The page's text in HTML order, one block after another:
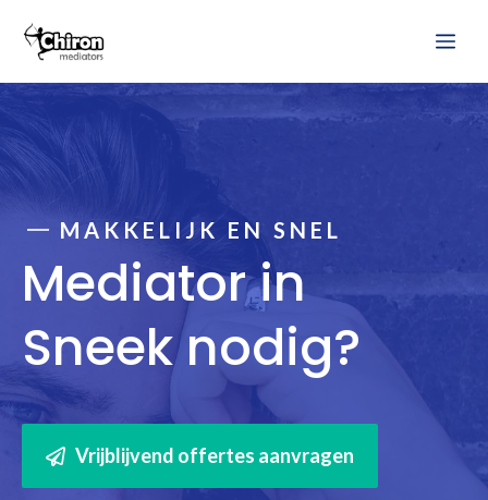
naar
MAKKELIJK EN SNEL
Mediator in
Sneek nodig?
Vrijblijvend offertes aanvragen